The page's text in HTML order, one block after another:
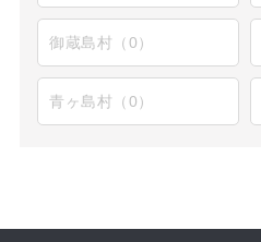
御蔵島村（0）
青ヶ島村（0）